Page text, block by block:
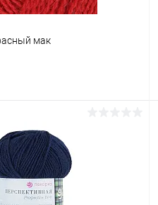
мак
В корзину
К сравнению
Под заказ